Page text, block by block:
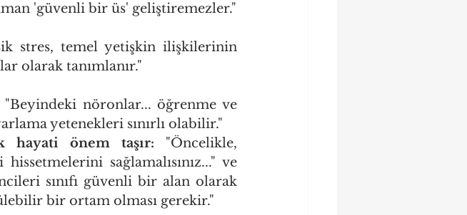
'güvenli bir üs' geliştiremezler."
stres, temel yetişkin ilişkilerinin
olarak tanımlanır."
"Beyindeki nöronlar... öğrenme ve
yetenekleri sınırlı olabilir."
hayati önem taşır: "Öncelikle,
sağlamalısınız..." ve
sınıfı güvenli bir alan olarak
bir ortam olması gerekir."